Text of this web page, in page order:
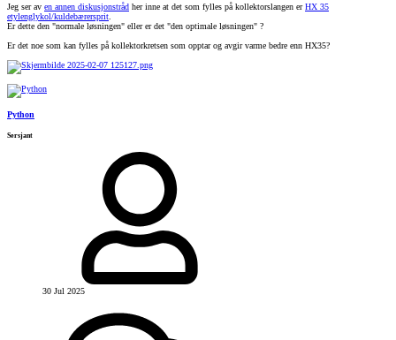
Jeg ser av en annen diskusjonstråd her inne at det som fylles på kollektorslangen erHX 35
etylenglykol/kuldebærersprit
Er dette den "normale løsningen" eller er det "den optimale løsningen" ?
Er det noe som kan fylles på kollektorkretsen som opptar og avgir varme bedre enn HX35?
Python
Sersjant
30 Jul 2025